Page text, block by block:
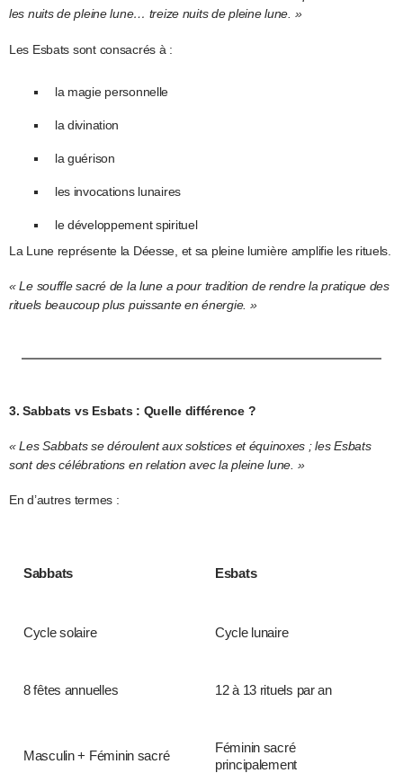
les nuits de pleine lune… treize nuits de pleine lune. »
Les Esbats sont consacrés à :
la magie personnelle
la divination
la guérison
les invocations lunaires
le développement spirituel
La Lune représente la Déesse, et sa pleine lumière amplifie les rituels.
« Le souffle sacré de la lune a pour tradition de rendre la pratique des
rituels beaucoup plus puissante en énergie. »
3. Sabbats vs Esbats : Quelle différence ?
« Les Sabbats se déroulent aux solstices et équinoxes ; les Esbats
sont des célébrations en relation avec la pleine lune. »
En d’autres termes :
Sabbats Esbats
Cycle solaire Cycle lunaire
8 fêtes annuelles 12 à 13 rituels par an
Masculin + Féminin sacré
Féminin sacré
principalement